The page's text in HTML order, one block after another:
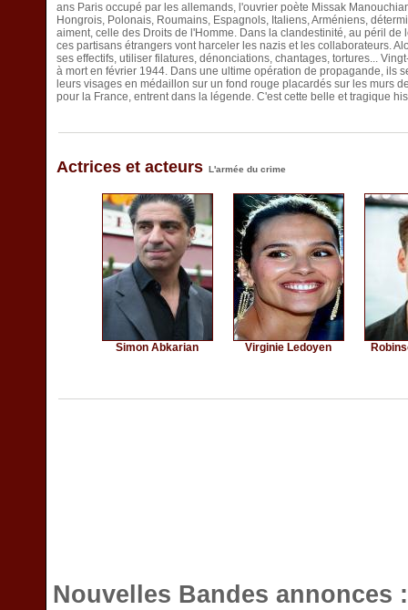
ans Paris occupé par les allemands, l'ouvrier poète Missak
Hongrois, Polonais, Roumains, Espagnols, Italiens, Arméniens,
aiment, celle des Droits de l'Homme. Dans la clandestinité, au péril
ces partisans étrangers vont harceler les nazis et les collaborateurs.
ses effectifs, utiliser filatures, dénonciations, chantages, tortures...
à mort en février 1944. Dans une ultime opération de propagande, ils
leurs visages en médaillon sur un fond rouge placardés sur les murs
pour la France, entrent dans la légende. C'est cette belle et tragique
Actrices et acteurs L'armée du crime
Simon Abkarian Virginie Ledoyen
Nouvelles Bandes annonces